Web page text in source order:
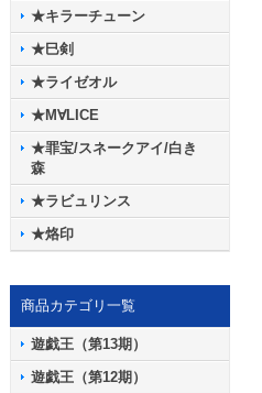
★キラーチューン
★巳剣
★ライゼオル
★M∀LICE
★罪宝/スネークアイ/白き
森
★ラビュリンス
★烙印
商品カテゴリ一覧
遊戯王（第13期）
遊戯王（第12期）